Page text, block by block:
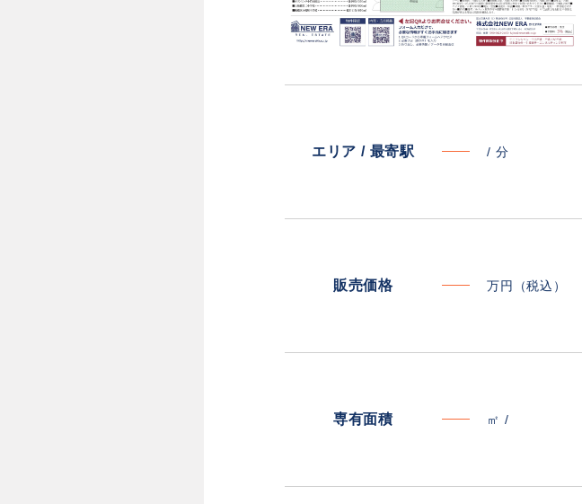
エリア / 最寄駅 / 分
販売価格 万円（税込）
専有面積 ㎡ /